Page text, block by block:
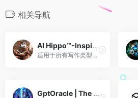
相关导航
AI Hippo™-Inspirational Scribe
适用于所有写作类型的多功能写作助手
GptOracle | The PowerShell Scripting Expert